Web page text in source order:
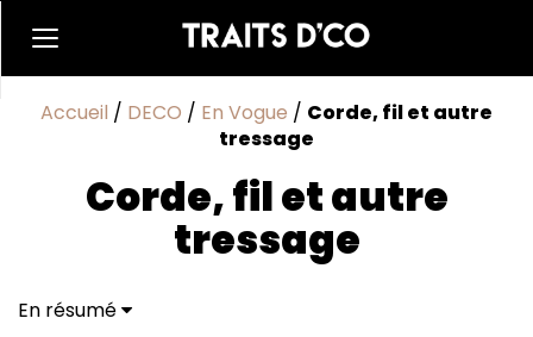
Accueil / DECO / En Vogue / Corde, fil et autre
tressage
Corde, fil et autre
tressage
En résumé